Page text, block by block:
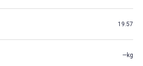
19.57
—kg